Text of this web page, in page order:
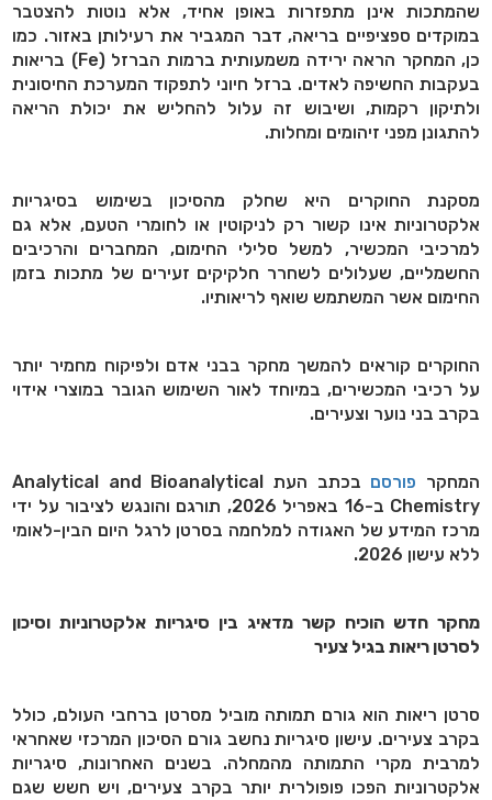
שהמתכות אינן מתפזרות באופן אחיד, אלא נוטות להצטבר
במוקדים ספציפיים בריאה, דבר המגביר את רעילותן באזור.כמו
כן, המחקר הראה ירידה משמעותית ברמות הברזל ( Fe) בריאות
בעקבות החשיפה לאדים. ברזל חיוני לתפקוד המערכת החיסונית
ולתיקון רקמות, ושיבוש זה עלול להחליש את יכולת הריאה
להתגונן מפני זיהומים ומחלות.
מסקנת החוקרים היא שחלק מהסיכון בשימוש בסיגריות
אלקטרוניות אינו קשור רק לניקוטין או לחומרי הטעם, אלא גם
למרכיבי המכשיר, למשל סלילי החימום, המחברים והרכיבים
החשמליים, שעלולים לשחרר חלקיקים זעירים של מתכות בזמן
החימום אשר המשתמש שואף לריאותיו.
החוקרים קוראים להמשך מחקר בבני אדם ולפיקוח מחמיר יותר
על רכיבי המכשירים, במיוחד לאור השימוש הגובר במוצרי אידוי
בקרב בני נוער וצעירים.
המחקר פורסםבכתב העתAnalytical and Bioanalytical
Chemistry
ב-16 באפריל 2026, תורגם והונגש לציבור על ידי
מרכז המידע של האגודה למלחמה בסרטן לרגל היום הבין-לאומי
ללא עישון 2026.
מחקר חדש הוכיח קשר מדאיג בין סיגריות אלקטרוניות וסיכון
לסרטן ריאות בגיל צעיר
סרטן ריאות הוא גורם תמותה מוביל מסרטן ברחבי העולם, כולל
בקרב צעירים. עישון סיגריות נחשב גורם הסיכון המרכזי שאחראי
למרבית מקרי התמותה מהמחלה. בשנים האחרונות, סיגריות
אלקטרוניות הפכו פופולרית יותר בקרב צעירים, ויש חשש שגם